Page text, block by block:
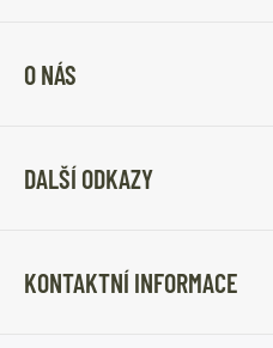
O NÁS
DALŠÍ ODKAZY
KONTAKTNÍ INFORMACE